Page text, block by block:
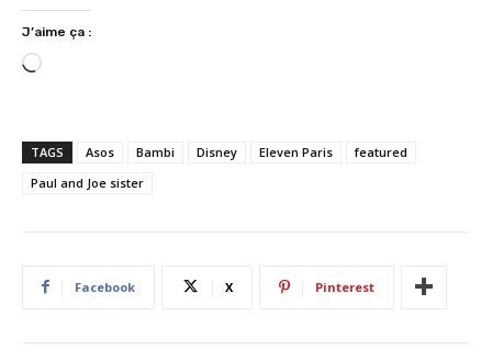
J’aime ça :
C
r
g
e
t
TAGS Asos Bambi Disney Eleven Paris
featured
Paul and Joe sister
Facebook X Pinterest